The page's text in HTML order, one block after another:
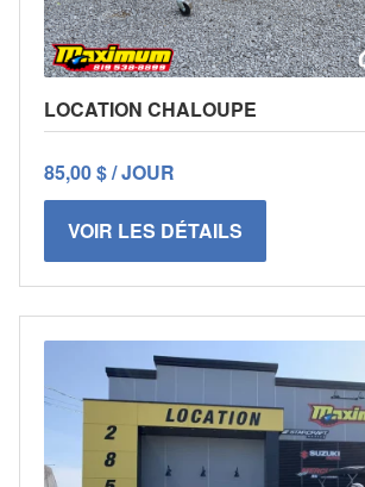
LOCATION CHALOUPE
85,00 $ / JOUR
VOIR LES DÉTAILS